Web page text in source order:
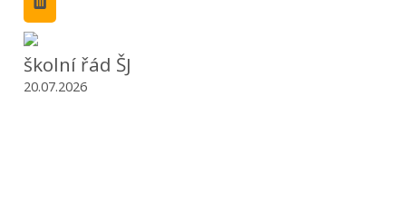
školní řád ŠJ
20.07.2026